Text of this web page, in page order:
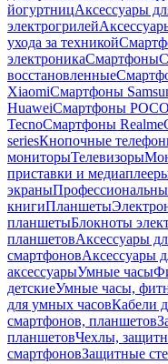
йогуртницАксессуары
электрогрилей
ухода за техникой
электроникаСмартфоны
восстановленные
XiaomiСмартфоны
HuaweiСмартфоны POCO
TecnoСмартфоны Realme
seriesКнопочные
мониторыТелевизоры
приставки и
экраны
книгиПланшеты
планшетыБлокноты
планшетовАксессуары
смартфоновАксессуары
аксессуарыУмные часы
детскиеУмные часы,
для умных часовКабели
смартфонов, планшетов
планшетовЧехлы,
смартфоновЗащитные